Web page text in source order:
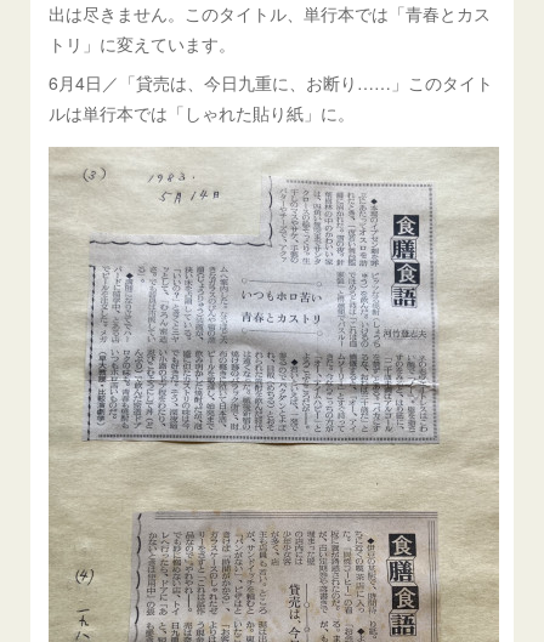
出は尽きません。このタイトル、単行本では「青春とカス
トリ」に変えています。
6月4日／「貸売は、今日九重に、お断り……」このタイト
ルは単行本では「しゃれた貼り紙」に。